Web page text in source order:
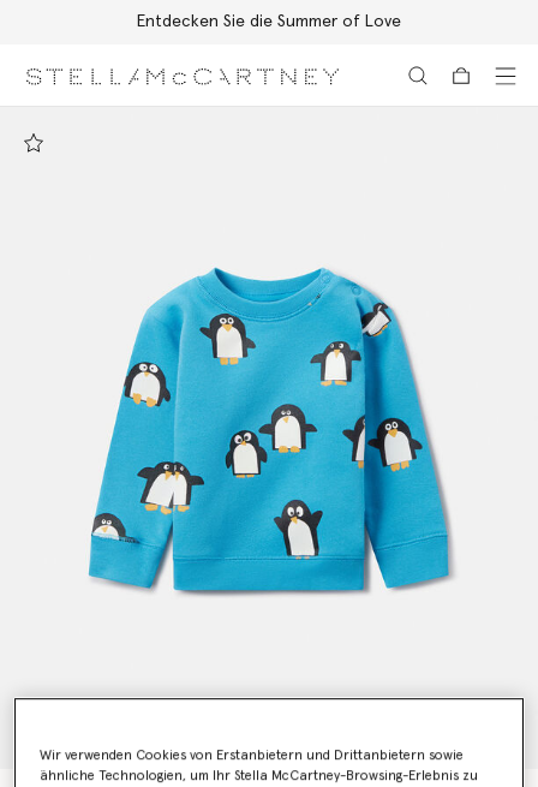
Entdecken Sie die Summer of Love
Wir verwenden Cookies von Erstanbietern und Drittanbietern sowie
ähnliche Technologien, um Ihr Stella McCartney-Browsing-Erlebnis zu